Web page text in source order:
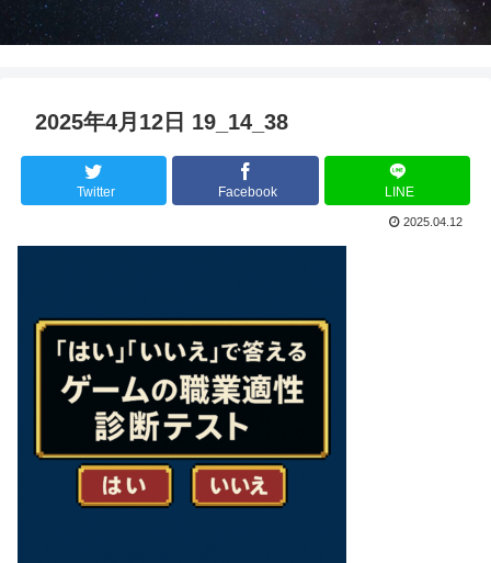
2025年4月12日 19_14_38
Twitter Facebook LINE
2025.04.12